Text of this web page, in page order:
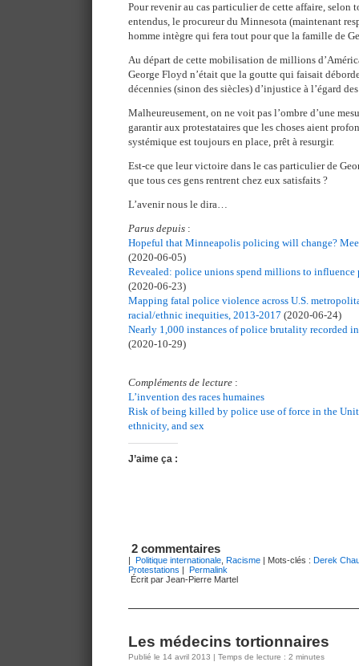
Pour revenir au cas particulier de cette affaire, selon
entendus, le procureur du Minnesota (maintenant
homme intègre qui fera tout pour que la famille de
Au départ de cette mobilisation de millions
George Floyd n’était que la goutte qui faisait
décennies (sinon des siècles) d’injustice à l’égard
Malheureusement, on ne voit pas l’ombre d’une
garantir aux protestataires que les choses aient
systémique est toujours en place, prêt à resurgir.
Est-ce que leur victoire dans le cas particulier de
que tous ces gens rentrent chez eux satisfaits ?
L’avenir nous le dira…
Parus depuis :
Hopeful that Minneapolis policing will change?
(2020-06-05)
Revealed: police unions spend millions to
(2020-06-23)
Mapping fatal police violence across U.S.
racial/ethnic inequities, 2013-2017 (2020-06-24)
Nearly 1,000 instances of police brutality recorded
(2020-10-29)
Compléments de lecture :
L’invention des races humaines
Risk of being killed by police use of force in the
ethnicity, and sex
J’aime ça :
2 commentaires
| Politique internationale Racisme | Mots-clés : Derek
Protestations | Permalink
Écrit par Jean-Pierre Martel
Les médecins tortionnaires
Publié le 14 avril 2013 | Temps de lecture : 2 minutes